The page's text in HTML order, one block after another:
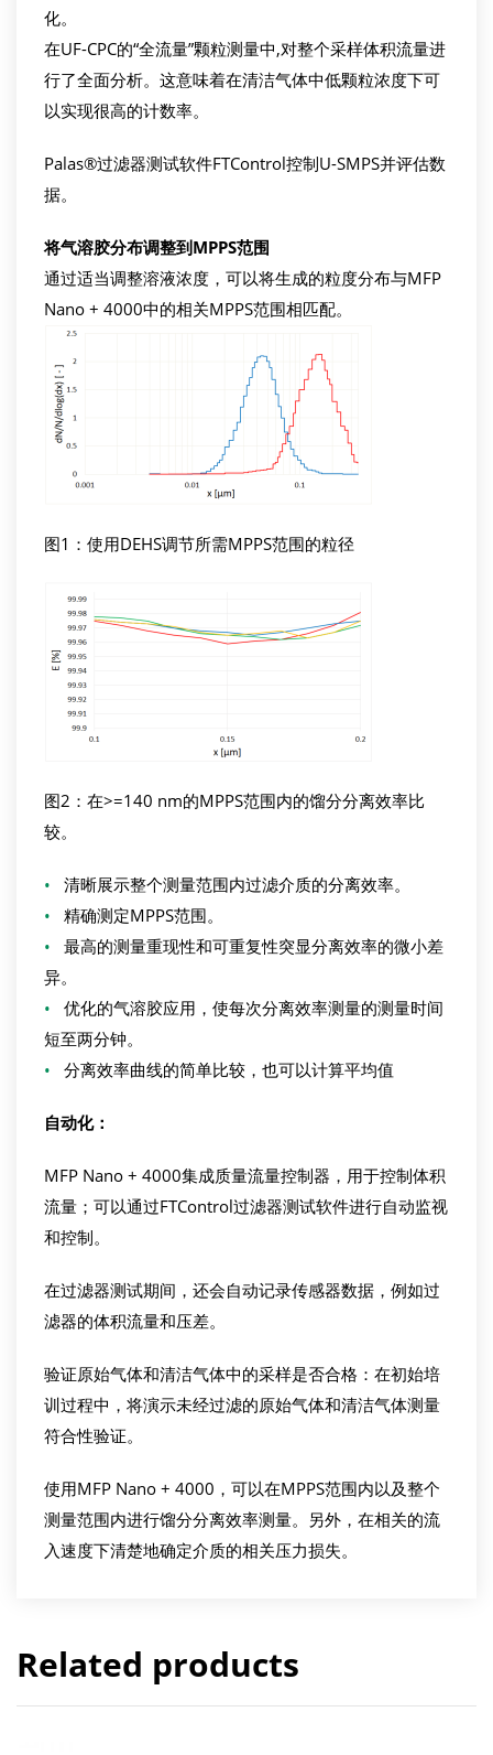
化。
在UF-CPC的“全流量”颗粒测量中,对整个采样体积流量进
行了全面分析。这意味着在清洁气体中低颗粒浓度下可
以实现很高的计数率。
Palas®过滤器测试软件FTControl控制U-SMPS并评估数
据。
将气溶胶分布调整到MPPS范围
通过适当调整溶液浓度，可以将生成的粒度分布与MFP
Nano + 4000中的相关MPPS范围相匹配。
图1：使用DEHS调节所需MPPS范围的粒径
图2：在>=140 nm的MPPS范围内的馏分分离效率比
较。
• 清晰展示整个测量范围内过滤介质的分离效率。
• 精确测定MPPS范围。
• 最高的测量重现性和可重复性突显分离效率的微小差
异。
• 优化的气溶胶应用，使每次分离效率测量的测量时间
短至两分钟。
• 分离效率曲线的简单比较，也可以计算平均值
自动化：
MFP Nano + 4000集成质量流量控制器，用于控制体积
流量；可以通过FTControl过滤器测试软件进行自动监视
和控制。
在过滤器测试期间，还会自动记录传感器数据，例如过
滤器的体积流量和压差。
验证原始气体和清洁气体中的采样是否合格：在初始培
训过程中，将演示未经过滤的原始气体和清洁气体测量
符合性验证。
使用MFP Nano + 4000，可以在MPPS范围内以及整个
测量范围内进行馏分分离效率测量。另外，在相关的流
入速度下清楚地确定介质的相关压力损失。
Related products